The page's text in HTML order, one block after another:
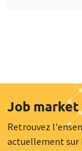
Job market
Retrouvez
actuellement sur